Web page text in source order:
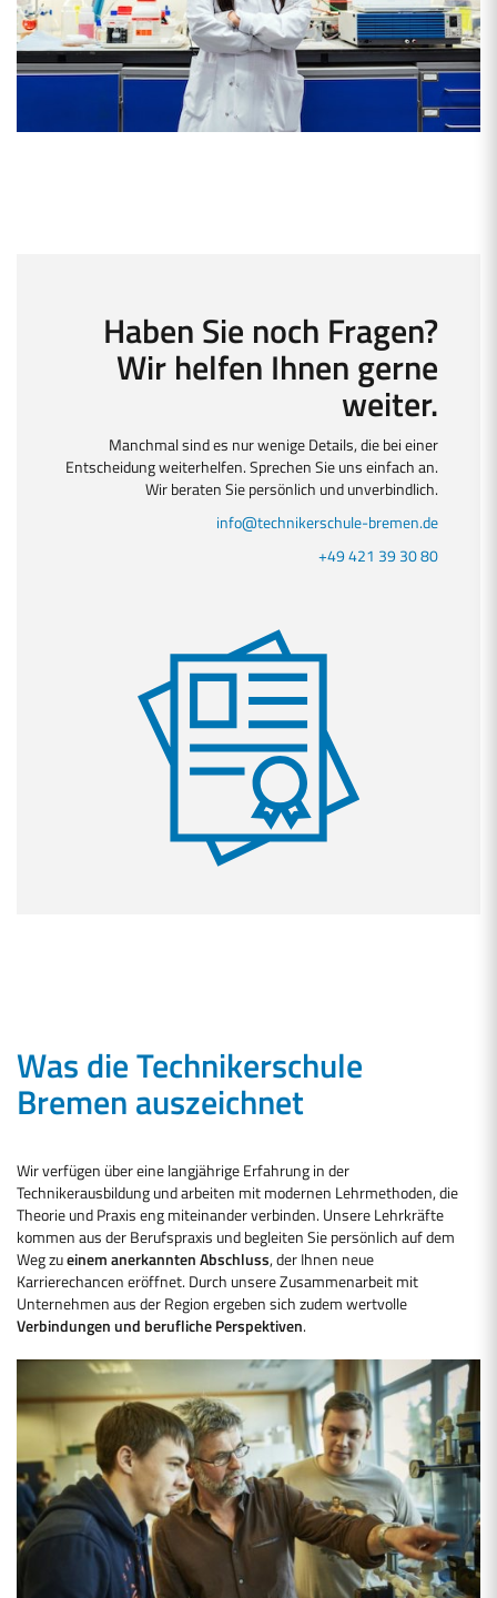
Haben Sie noch Fragen?
Wir helfen Ihnen gerne
weiter.
Manchmal sind es nur wenige Details, die bei einer
Entscheidung weiterhelfen. Sprechen Sie uns einfach an.
Wir beraten Sie persönlich und unverbindlich.
info@technikerschule-bremen.de
+49 421 39 30 80
Was die Technikerschule
Bremen auszeichnet
Wir verfügen über eine langjährige Erfahrung in der
Technikerausbildung und arbeiten mit modernen Lehrmethoden, die
Theorie und Praxis eng miteinander verbinden. Unsere Lehrkräfte
kommen aus der Berufspraxis und begleiten Sie persönlich auf dem
Weg zueinem anerkannten Abschluss, der Ihnen neue
Karrierechancen eröffnet. Durch unsere Zusammenarbeit mit
Unternehmen aus der Region ergeben sich zudem wertvolle
Verbindungen und berufliche Perspektiven.